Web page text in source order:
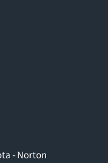
- Norton